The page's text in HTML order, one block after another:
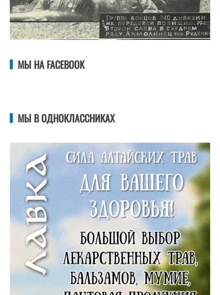
МЫ НА FACEBOOK
МЫ В ОДНОКЛАССНИКАХ